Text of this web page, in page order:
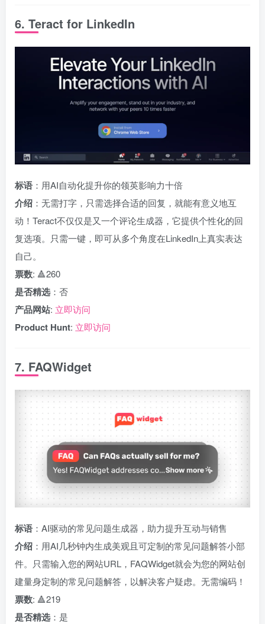
6. Teract for LinkedIn
标语 ：用AI自动化提升你的领英影响力十倍
介绍 ：无需打字，只需选择合适的回复，就能有意义地互
动！Teract不仅仅是又一个评论生成器，它提供个性化的回
复选项。只需一键，即可从多个角度在LinkedIn上真实表达
自己。
票数: 🔺260
是否精选 ：否
产品网站: 立即访问
Product Hunt: 立即访问
7. FAQWidget
标语 ：AI驱动的常见问题生成器，助力提升互动与销售
介绍 ：用AI几秒钟内生成美观且可定制的常见问题解答小部
件。只需输入您的网站URL，FAQWidget就会为您的网站创
建量身定制的常见问题解答，以解决客户疑虑。无需编码！
票数: 🔺219
是否精选 ：是